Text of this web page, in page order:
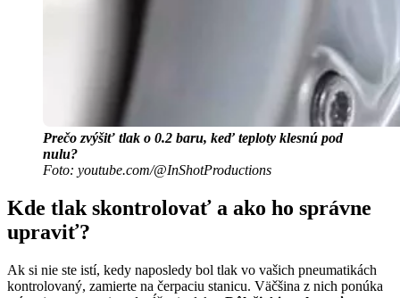
Prečo zvýšiť tlak o 0.2 baru, keď teploty klesnú pod
nulu?
Foto: youtube.com/@InShotProductions
Kde tlak skontrolovať a ako ho správne
upraviť?
Ak si nie ste istí, kedy naposledy bol tlak vo vašich pneumatikách
kontrolovaný, zamierte na čerpaciu stanicu. Väčšina z nich ponúka